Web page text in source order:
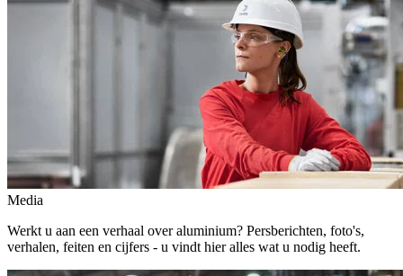
Media
Werkt u aan een verhaal over aluminium? Persberichten, foto's,
verhalen, feiten en cijfers - u vindt hier alles wat u nodig heeft.